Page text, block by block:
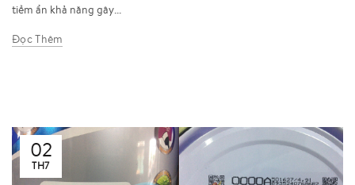
tiềm ẩn khả năng gây...
Đọc Thêm
02
TH7